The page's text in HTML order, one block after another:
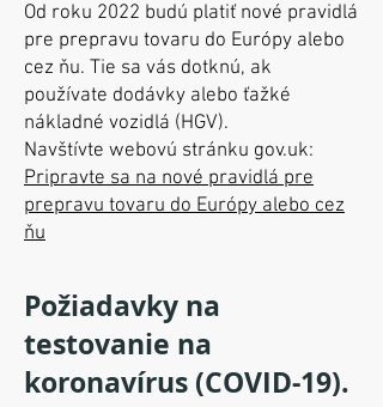
Od roku 2022 budú platiť nové pravidlá
pre prepravu tovaru do Európy alebo
cez ňu. Tie sa vás dotknú, ak
používate dodávky alebo ťažké
nákladné vozidlá (HGV).
Navštívte webovú stránku gov.uk:
Pripravte sa na nové pravidlá pre
prepravu tovaru do Európy alebo cez
ňu
Požiadavky na
testovanie na
koronavírus (COVID-19).